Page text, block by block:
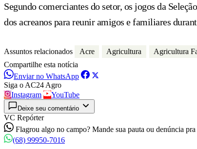
Segundo comerciantes do setor, os jogos da
dos acreanos para reunir amigos e familiares
Assuntos relacionados Acre Agricultura Agricultura
Compartilhe esta notícia
Enviar no WhatsApp
Siga o AC24 Agro
Instagram
YouTube
Deixe seu comentário
VC Repórter
Flagrou algo no campo? Mande sua pauta ou denúncia pra
(68) 99950-7016